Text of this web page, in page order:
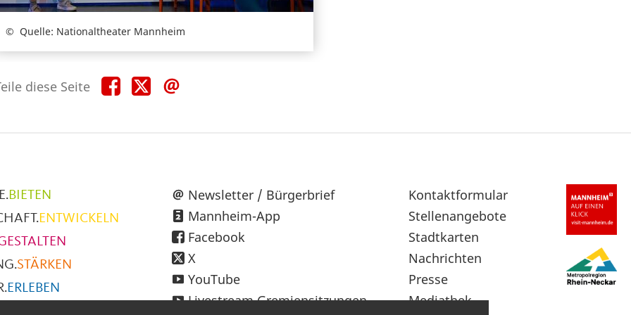
Quelle: Nationaltheater Mannheim
diese Seite Teile
diese
Teile
diese
BIETEN
ENTWICKELN
STÄRKEN
ERLEBEN
Newsletter / Bürgerbrief
Mannheim-App
Facebook
X
YouTube
Livestream Gremiensitzungen
Sekundärnavigation
im
Fußbereich
Kontaktformular
Stellenangebote
Stadtkarten
Nachrichten
Presse
Mediathek